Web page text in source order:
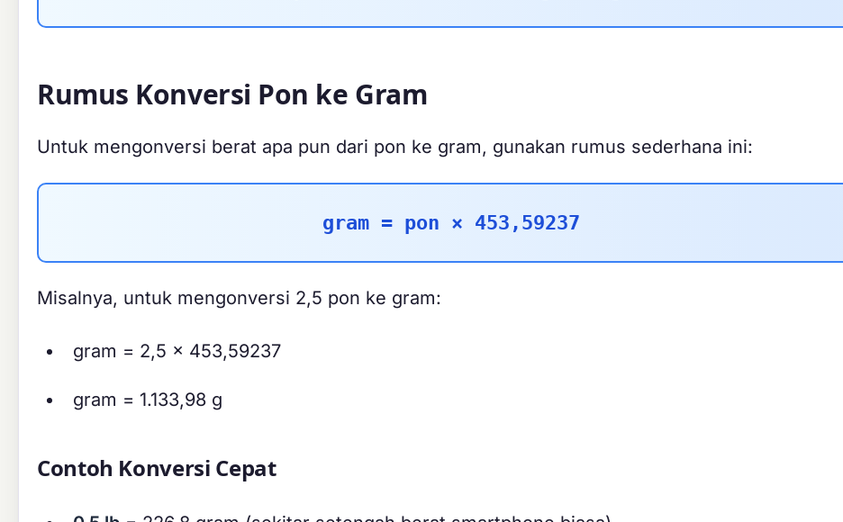
Rumus Konversi Pon ke Gram
Untuk mengonversi berat apa pun dari pon ke gram, gunakan rumus sederhana ini:
gram = pon × 453,59237
Misalnya, untuk mengonversi 2,5 pon ke gram:
gram = 2,5 × 453,59237
gram = 1.133,98 g
Contoh Konversi Cepat